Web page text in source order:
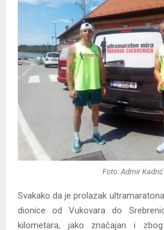
Foto: Admir Kadrić
Svakako da je prolazak
dionice od Vukovara do
kilometara, jako značajan i